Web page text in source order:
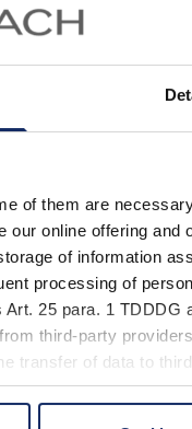
of them are
our online offering
of information
processing of
25 para. 1
third-party
transfer of data to